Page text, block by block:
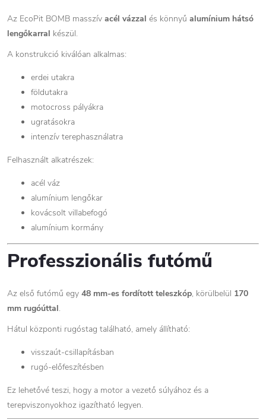
Az EcoPit BOMB masszív acél vázzal és könnyű alumínium hátsó
lengőkarral készül.
A konstrukció kiválóan alkalmas:
erdei utakra
földutakra
motocross pályákra
ugratásokra
intenzív terephasználatra
Felhasznált alkatrészek:
acél váz
alumínium lengőkar
kovácsolt villabefogó
alumínium kormány
Professzionális futómű
Az első futómű egy 48 mm-es fordított teleszkóp, körülbelül 170
mm rugóúttal.
Hátul központi rugóstag található, amely állítható:
visszaút-csillapításban
rugó-előfeszítésben
Ez lehetővé teszi, hogy a motor a vezető súlyához és a
terepviszonyokhoz igazítható legyen.